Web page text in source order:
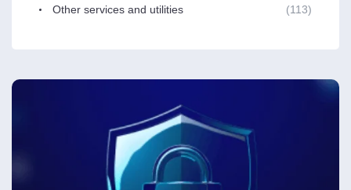
Other services and utilities (113)